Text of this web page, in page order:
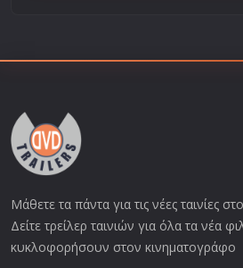
Μάθετε τα πάντα για τις νέες ταινίες
Δείτε τρείλερ ταινιών για όλα τα νέα
κυκλοφορήσουν στον κινηματογράφο